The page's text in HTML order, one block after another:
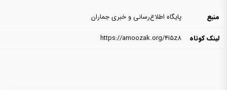
منبع
پایگاه اطلاع‌رسانی و خبری جماران
لینک کوتاه
https://amoozak.org/4i5z8